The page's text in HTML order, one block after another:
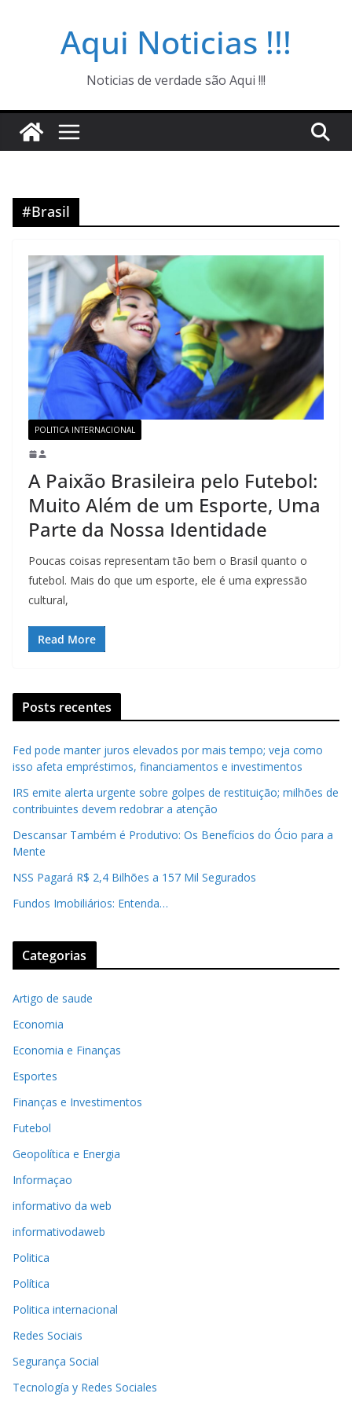
Aqui Noticias !!!
Noticias de verdade são Aqui !!!
#Brasil
POLITICA INTERNACIONAL
A Paixão Brasileira pelo Futebol:
Muito Além de um Esporte, Uma
Parte da Nossa Identidade
Poucas coisas representam tão bem o Brasil quanto o
futebol. Mais do que um esporte, ele é uma expressão
cultural,
Read More
Posts recentes
Fed pode manter juros elevados por mais tempo; veja como
isso afeta empréstimos, financiamentos e investimentos
IRS emite alerta urgente sobre golpes de restituição; milhões de
contribuintes devem redobrar a atenção
Descansar Também é Produtivo: Os Benefícios do Ócio para a
Mente
NSS Pagará R$ 2,4 Bilhões a 157 Mil Segurados
Fundos Imobiliários: Entenda…
Categorias
Artigo de saude
Economia
Economia e Finanças
Esportes
Finanças e Investimentos
Futebol
Geopolítica e Energia
Informaçao
informativo da web
informativodaweb
Politica
Política
Politica internacional
Redes Sociais
Segurança Social
Tecnología y Redes Sociales